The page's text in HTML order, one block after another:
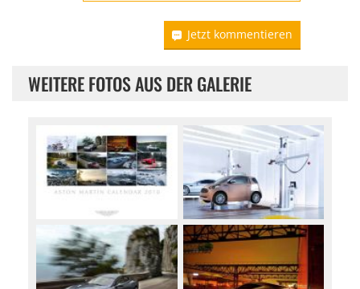
Jetzt kommentieren
WEITERE FOTOS AUS DER GALERIE